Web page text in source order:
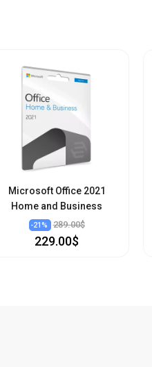
Microsoft Office 2021
Home and Business
-21% 289.00$
229.00$